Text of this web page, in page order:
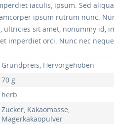
iaculis, ipsum. Sed
ipsum rutrum nunc.
sit amet, nonummy id,
imperdiet orci. Nunc nec
Grundpreis, Hervorgehoben
70 g
herb
Zucker, Kakaomasse,
Magerkakaopulver